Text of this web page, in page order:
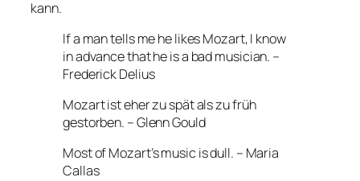
kann.
If a man tells me he likes Mozart, I know
in advance that he is a bad musician. –
Frederick Delius
Mozart ist eher zu spät als zu früh
gestorben. – Glenn Gould
Most of Mozart’s music is dull. – Maria
Callas